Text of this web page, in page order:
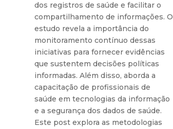
dos registros de saúde e facilitar o
compartilhamento de informações. O
estudo revela a importância do
monitoramento contínuo dessas
iniciativas para fornecer evidências
que sustentem decisões políticas
informadas. Além disso, aborda a
capacitação de profissionais de
saúde em tecnologias da informação
e a segurança dos dados de saúde.
Este post explora as metodologias